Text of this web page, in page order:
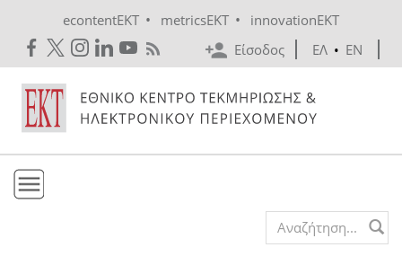
econtentEKT • metricsEKT •
innovationEKT
Είσοδος
ΕΛ • EN
Search form